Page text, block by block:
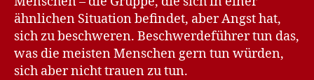
ähnlichen Situation befindet, aber Angst hat,
sich zu beschweren. Beschwerdeführer tun das,
was die meisten Menschen gern tun würden,
sich aber nicht trauen zu tun.